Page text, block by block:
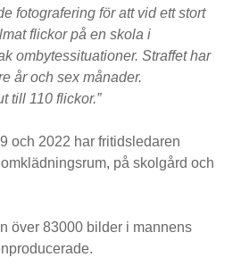
fotografering för att vid ett stort
flickor på en skola i
ombytessituationer. Straffet har
år och sex månader.
till 110 flickor.”
och 2022 har fritidsledaren
på skolgård och
över 83000 bilder i mannens